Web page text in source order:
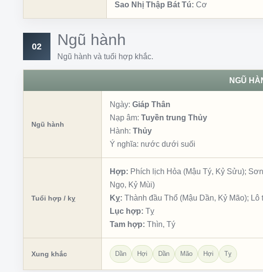
Sao Nhị Thập Bát Tú: Cơ
02 Ngũ hành
Ngũ hành và tuổi hợp khắc.
NGŨ
Ngũ hành
Ngày: Giáp Thân
Nạp âm: Tuyền trung Thủy
Hành: Thủy
Ý nghĩa: nước dưới suối
Tuổi hợp / kỵ
Hợp: Phích lịch Hỏa (Mậu Tý, Kỷ Sửu);
Ngọ, Kỷ Mùi)
Kỵ: Thành đầu Thổ (Mậu Dần, Kỷ Mão);
Lục hợp: Tỵ
Tam hợp: Thìn, Tý
Xung khắc Dần Hợi Dần Mão Hợi Tỵ